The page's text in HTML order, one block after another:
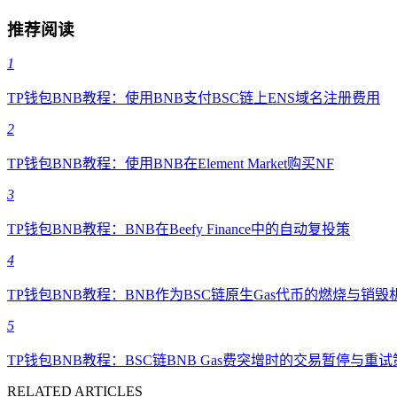
推荐阅读
1
TP钱包BNB教程：使用BNB支付BSC链上ENS域名注册费用
2
TP钱包BNB教程：使用BNB在Element Market购买NF
3
TP钱包BNB教程：BNB在Beefy Finance中的自动复投策
4
TP钱包BNB教程：BNB作为BSC链原生Gas代币的燃烧与销毁
5
TP钱包BNB教程：BSC链BNB Gas费突增时的交易暂停与重试
RELATED ARTICLES